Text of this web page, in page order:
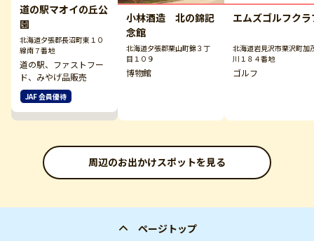
道の駅マオイの丘公
園
北海道夕張郡長沼町東１０
線南７番地
道の駅、ファストフー
ド、みやげ品販売
JAF 会員優待
小林酒造 北の錦記
念館
北海道夕張郡栗山町錦３丁
目１０９
博物館
エムズゴルフクラ
北海道岩見沢市栗沢町加
川１８４番地
ゴルフ
周辺のお出かけスポットを見る
ページトップ